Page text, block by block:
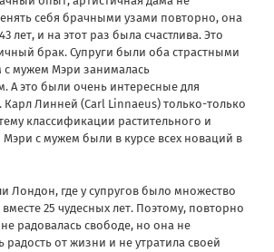
себя брачными узами повторно, она
лет, и на этот раз была счастлива. Это
брак. Супруги были оба страстными
с мужем Мэри занималась
А это были очень интересные для
Линней (Carl Linnaeus) только-только
классификации растительного и
с мужем были в курсе всех новаций в
Лондон, где у супругов было множество
25 чудесных лет. Поэтому, повторно
радовалась свободе, но она не
радость от жизни и не утратила своей